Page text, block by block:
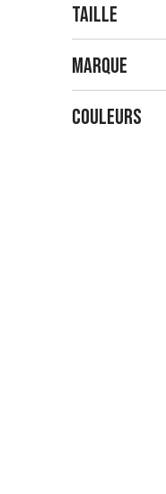
Taille
Marque
Couleurs